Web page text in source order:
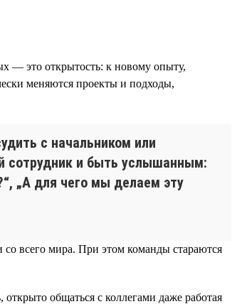
— это открытость: к новому опыту,
меняются проекты и подходы,
с начальником или
сотрудник и быть услышанным:
„А для чего мы делаем эту
со всего мира. При этом команды стараются
общаться с коллегами даже работая